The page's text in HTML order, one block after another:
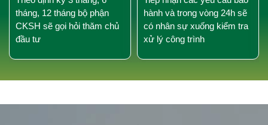
tháng, 12 tháng bộ phận
CKSH sẽ gọi hỏi thăm chủ
đầu tư
hành và trong vòng 24h sẽ
có nhân sự xuống kiểm tra
xử lý công trình